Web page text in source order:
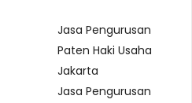
Jasa Pengurusan
Paten Haki Usaha
Jakarta
Jasa Pengurusan